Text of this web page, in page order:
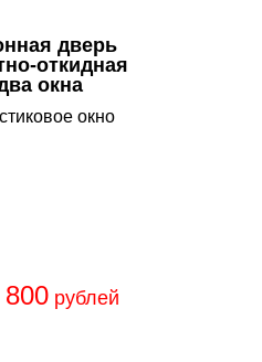
дверь
откидная
окна
рублей